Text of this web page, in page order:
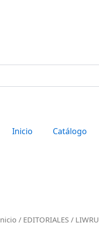
Inicio Catálogo
/ EDITORIALES / LIWRU